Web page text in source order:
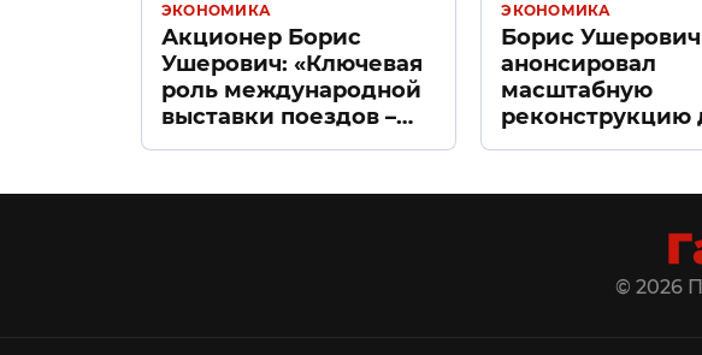
ЭКОНОМИКА
Акционер Борис
Ушерович: «Ключевая
роль международной
выставки поездов –
поиск ответов на
ЭКОНОМИКА
Борис Ушерович
анонсировал
масштабную
реконструкцию
«Дачное» в
© 2026